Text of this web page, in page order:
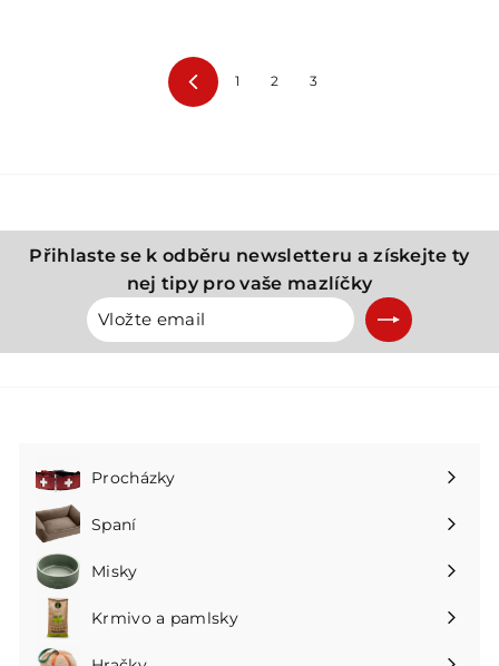
Předchozí
1 2 3
Přihlaste se k odběru newsletteru a získejte ty
nej tipy pro vaše mazlíčky
Vložte
email
Přihlásit
se
k
Procházky
Rozbalte
podnabídku
Spaní
Rozbalte
podnabídku
Misky
Rozbalte
podnabídku
Krmivo a pamlsky
Rozbalte
podnabídku